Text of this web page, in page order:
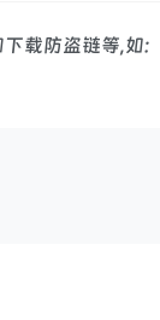
载防盗链等,如: